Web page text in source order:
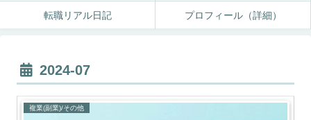
転職リアル日記 プロフィール（詳細）
2024-07
複業(副業)/その他